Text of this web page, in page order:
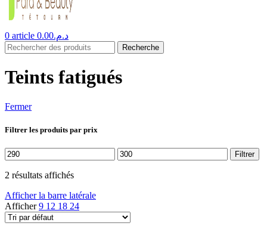
0 article د.م.0.00
Recherche
Teints fatigués
Fermer
Filtrer les produits par prix
Prix
min
Prix
max
Filtrer
2 résultats affichés
Afficher la barre latérale
Afficher9 12 18 24